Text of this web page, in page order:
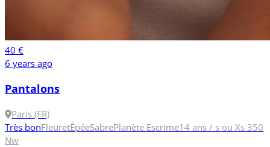
40 €
6 years ago
Pantalons
Paris (FR)
Très bonFleuretÉpéeSabrePlanète Escrime14 ans / s ou Xs 350
Nw